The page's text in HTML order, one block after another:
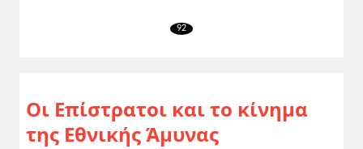
άλλες πόλεις [Δεκέμβριος 1916]. Στις
κωνσταντινικού καθεστώτος σε όλη τη
διάρκεια του Διχασμού.
92
Οι Επίστρατοι και το κίνημα
της Εθνικής Άμυνας